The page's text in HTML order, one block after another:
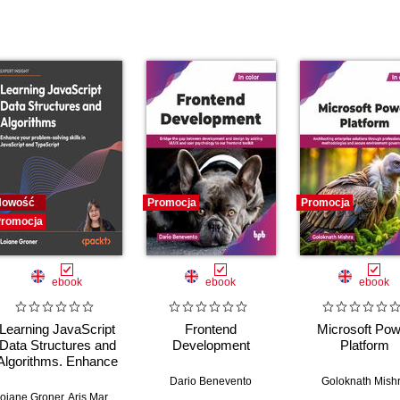
ebook
Learning JavaScript
Data Structures and
Enhance
skills in JavaScript
Promocja
ebook
Frontend
Development
Dario Benevento
Promocja
ebook
Microsoft
Platform
Goloknath